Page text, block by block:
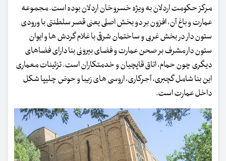
مرکز حکومت اردلان به ویژه خسروخان اردلان بوده است. مجموعه
عمارت و باغ آن، افزون بر دو بخش اصلی یعنی قصر سلطنتی با ورودی
ستون دار در بخش غربی و ساختمان شرقی با غلام گردش ها و ایوان
ستون دار مشرف بر صحن عمارت و فضای بیرونی بنا دارای فضاهای
دیگری چون حمام، اتاق قاپچیان و خدمتکاران است. تزئینات معماری
این بنا شامل گچبری، آجرکاری، اروسی های زیبا و حوض چلیپا شکل
داخل عمارت است.